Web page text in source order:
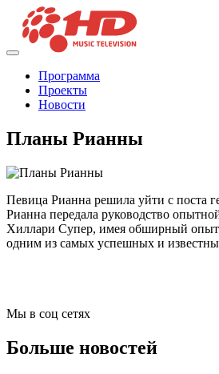
Программа
Проекты
Новости
Планы Рианны
Певица Рианна решила уйти с поста
Рианна передала руководство
Хиллари Супер, имея обширный опыт
одним из самых успешных и
Мы в соц сетях
Больше новостей